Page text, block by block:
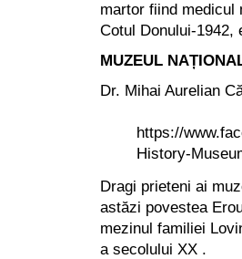
martor fiind
Cotul Donului-1942,
MUZEUL
Dr. Mihai Aurelian
https://
History-
Dragi prieteni ai
astăzi povestea
mezinul familiei
a secolului XX .